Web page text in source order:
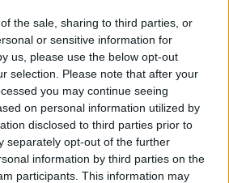
the sale, sharing to third parties, or
or sensitive information for
us, please use the below opt-out
selection. Please note that after your
you may continue seeing
on personal information utilized by
disclosed to third parties prior to
separately opt-out of the further
information by third parties on the
participants. This information may